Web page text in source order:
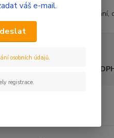
Harmonizuje
Nejsme plátci
váš e-mail.
osobních údajů.
registrace.